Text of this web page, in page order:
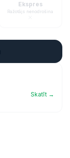
Ekspres
Ražotājs nenodrošina
Skatīt →